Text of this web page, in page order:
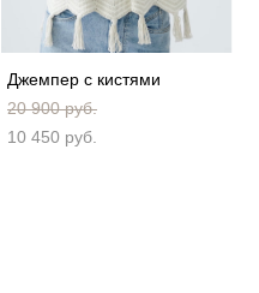
Джемпер с кистями
20 900 pуб.
10 450 pуб.